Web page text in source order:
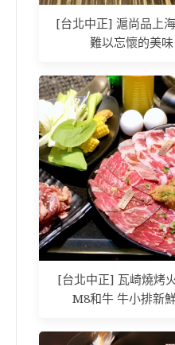
[台北中正] 滬尚品上
難以忘懷的美
[台北中正] 瓦崎燒烤
M8和牛 牛小排新